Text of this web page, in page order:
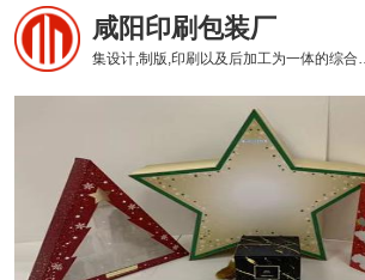
咸阳印刷包装厂
集设计,制版,印